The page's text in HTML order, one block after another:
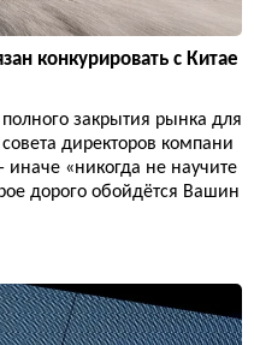
конкурировать с Китае
закрытия рынка для
директоров компани
«никогда не научите
дорого обойдётся Вашин